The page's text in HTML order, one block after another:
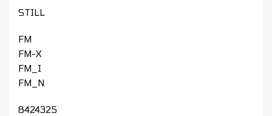
STILL
FM
FM-X
FM_I
FM_N
8424325